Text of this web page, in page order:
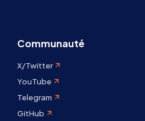
Communauté
X/Twitter
YouTube
Telegram
GitHub